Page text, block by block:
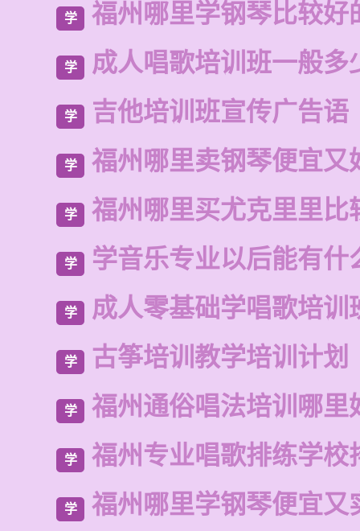
学 福州哪里学钢琴比较好
学 成人唱歌培训班一般多
学 吉他培训班宣传广告语
学 福州哪里卖钢琴便宜又
学 福州哪里买尤克里里比
学 学音乐专业以后能有什
学 成人零基础学唱歌培训
学 古筝培训教学培训计划
学 福州通俗唱法培训哪里
学 福州专业唱歌排练学校
学 福州哪里学钢琴便宜又